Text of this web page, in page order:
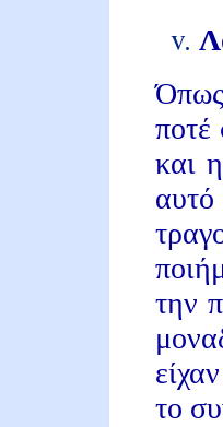
Όπως
ποτέ
και
αυτό
την
το